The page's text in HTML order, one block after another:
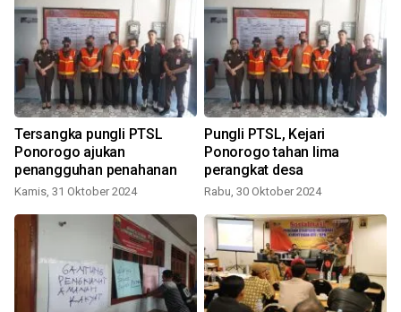
Tersangka pungli PTSL
Ponorogo ajukan
penangguhan penahanan
Kamis, 31 Oktober 2024
Pungli PTSL, Kejari
Ponorogo tahan lima
perangkat desa
Rabu, 30 Oktober 2024